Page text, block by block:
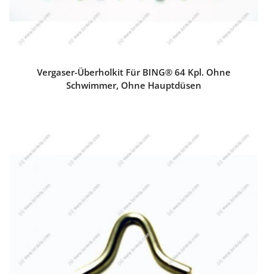
Vergaser-Überholkit Für BING® 64 Kpl. Ohne
Schwimmer, Ohne Hauptdüsen